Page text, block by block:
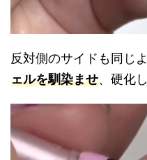
反対側のサイドも同じ
ェルを馴染ませ、硬化